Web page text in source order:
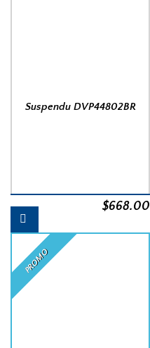
Suspendu DVP44802BR
$668.00
PROMO